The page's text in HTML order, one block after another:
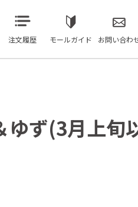
注文履歴 モールガイド お問い合わ
ず(3月上旬